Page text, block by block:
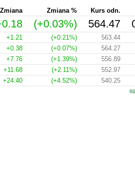
Zmiana Zmiana % Kurs odn.
(+0.03%) 564.47
+1.21 (+0.21%) 563.44
+0.38 (+0.07%) 564.27
+7.76 (+1.39%) 556.89
+11.68 (+2.11%) 552.97
+24.40 (+4.52%) 540.25